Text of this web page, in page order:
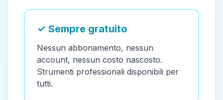
✓ Sempre gratuito
Nessun abbonamento, nessun
account, nessun costo nascosto.
Strumenti professionali disponibili per
tutti.